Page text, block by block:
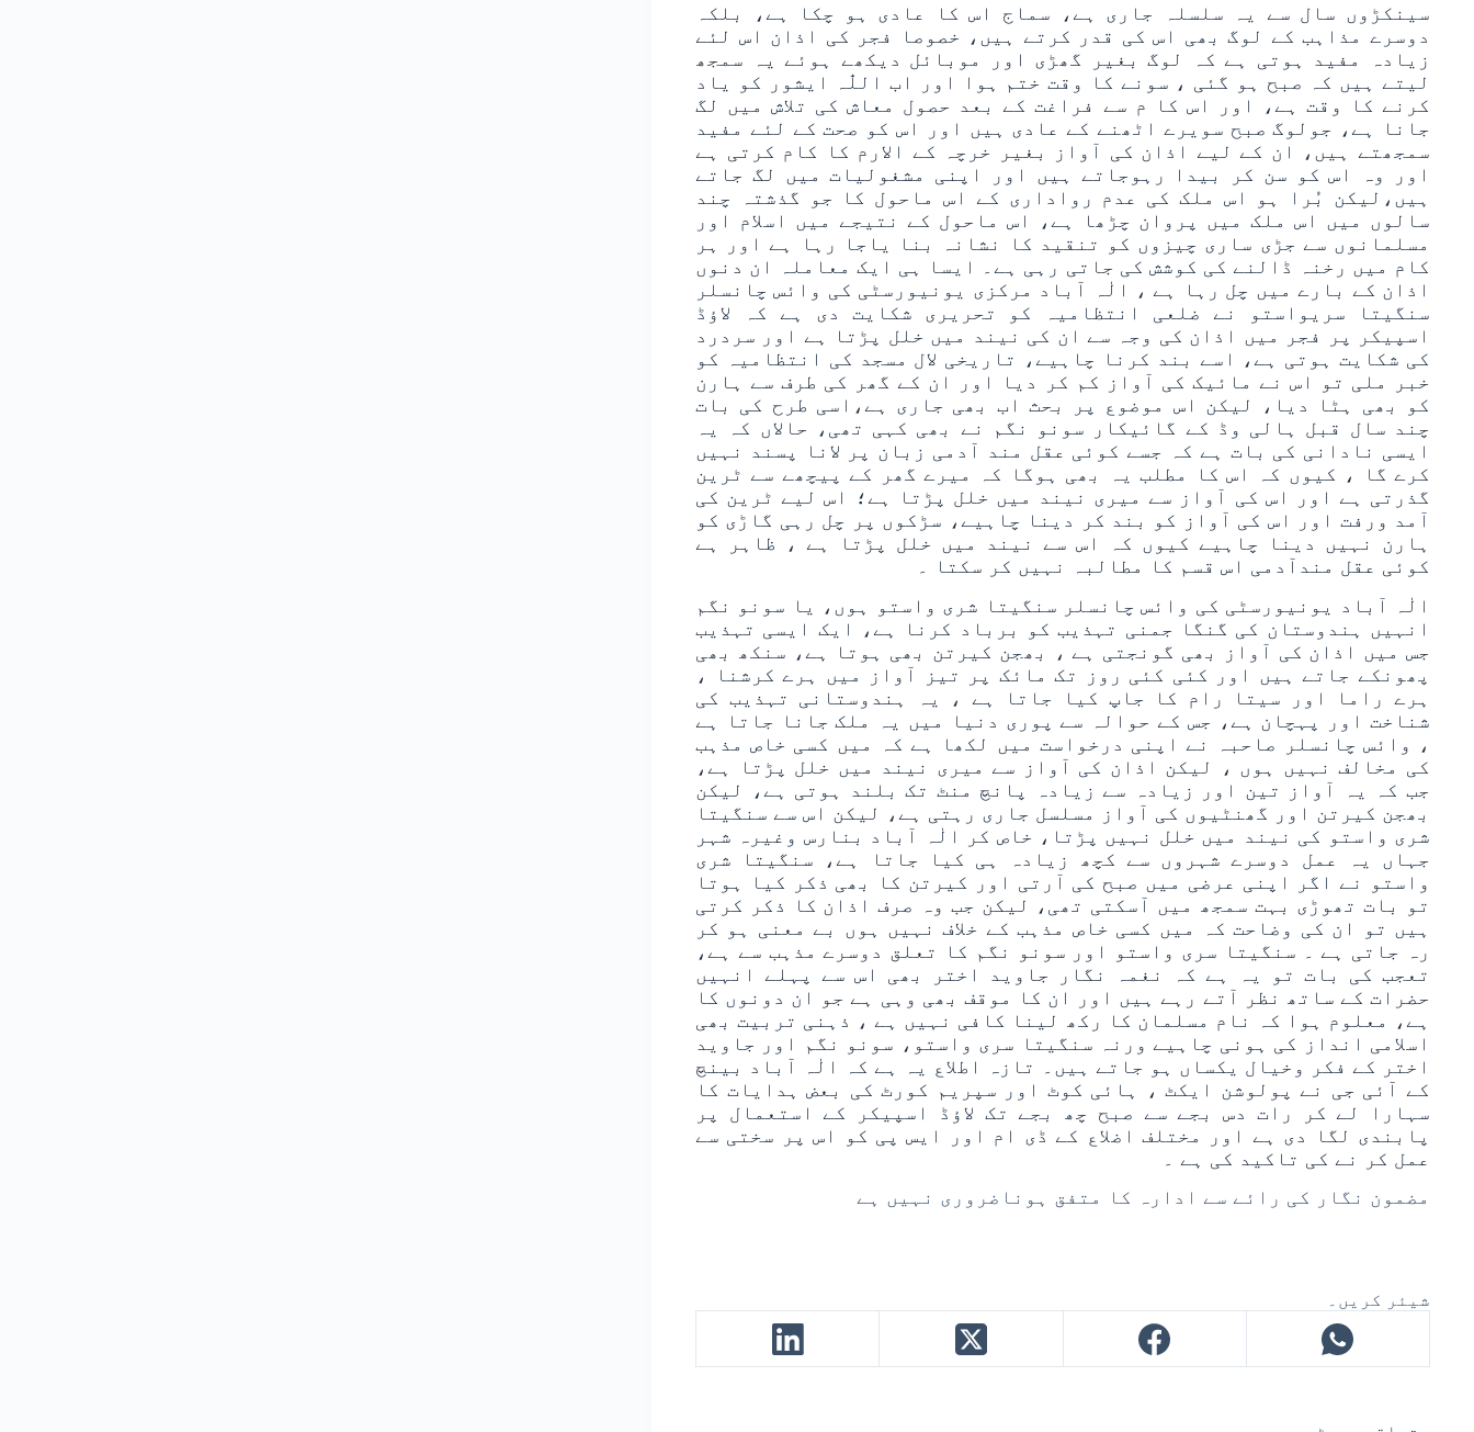
سینکڑوں سال سے یہ سلسلہ جاری ہے، سماج اس کا عادی ہو چکا ہے، بلکہ
دوسرے مذاہب کے لوگ بھی اس کی قدر کرتے ہیں، خصوصا فجر کی اذان اس لئے
زیادہ مفید ہوتی ہے کہ لوگ بغیر گھڑی اور موبائل دیکھے ہوئے یہ سمجھ
لیتے ہیں کہ صبح ہو گئی ، سونے کا وقت ختم ہوا اور اب اللّٰہ ایشور کو یاد
کرنے کا وقت ہے، اور اس کا م سے فراغت کے بعد حصول معاش کی تلاش میں لگ
جانا ہے، جولوگ صبح سویرے اٹھنے کے عادی ہیں اور اس کو صحت کے لئے مفید
سمجھتے ہیں، ان کے لیے اذان کی آواز بغیر خرچہ کے الارم کا کام کرتی ہے
اور وہ اس کو سن کر بیدا رہوجاتے ہیں اور اپنی مشغولیات میں لگ جاتے
ہیں،لیکن بُرا ہو اس ملک کی عدم رواداری کے اس ماحول کا جو گذشتہ چند
سالوں میں اس ملک میں پروان چڑھا ہے، اس ماحول کے نتیجے میں اسلام اور
مسلمانوں سے جڑی ساری چیزوں کو تنقید کا نشانہ بنا یاجا رہا ہے اور ہر
کام میں رخنہ ڈالنے کی کوشش کی جاتی رہی ہے۔ ایسا ہی ایک معاملہ ان دنوں
اذان کے بارے میں چل رہا ہے ، الٰہ آباد مرکزی یونیورسٹی کی وائس چانسلر
سنگیتا سریواستو نے ضلعی انتظامیہ کو تحریری شکایت دی ہے کہ لاؤڈ
اسپیکر پر فجر میں اذان کی وجہ سے ان کی نیند میں خلل پڑتا ہے اور سردرد
کی شکایت ہوتی ہے، اسے بند کرنا چاہیے، تاریخی لال مسجد کی انتظامیہ کو
خبر ملی تو اس نے مائیک کی آواز کم کر دیا اور ان کے گھر کی طرف سے ہارن
کو بھی ہٹا دیا، لیکن اس موضوع پر بحث اب بھی جاری ہے،اسی طرح کی بات
چند سال قبل ہالی وڈ کے گائیکار سونو نگم نے بھی کہی تھی، حالاں کہ یہ
ایسی نادانی کی بات ہے کہ جسے کوئی عقل مند آدمی زبان پر لانا پسند نہیں
کرے گا ، کیوں کہ اس کا مطلب یہ بھی ہوگا کہ میرے گھر کے پیچھے سے ٹرین
گذرتی ہے اور اس کی آواز سے میری نیند میں خلل پڑتا ہے؛ اس لیے ٹرین کی
آمد ورفت اور اس کی آواز کو بند کر دینا چاہیے، سڑکوں پر چل رہی گاڑی کو
ہارن نہیں دینا چاہیے کیوں کہ اس سے نیند میں خلل پڑتا ہے ، ظاہر ہے
کوئی عقل مندآدمی اس قسم کا مطالبہ نہیں کر سکتا ۔
الٰہ آباد یونیورسٹی کی وائس چانسلر سنگیتا شری واستو ہوں، یا سونو نگم
انہیں ہندوستان کی گنگا جمنی تہذیب کو برباد کرنا ہے، ایک ایسی تہذیب
جس میں اذان کی آواز بھی گونجتی ہے ، بھجن کیرتن بھی ہوتا ہے، سنکھ بھی
پھونکے جاتے ہیں اور کئی کئی روز تک مائک پر تیز آواز میں ہرے کرشنا ،
ہرے راما اور سیتا رام کا جاپ کیا جاتا ہے ، یہ ہندوستانی تہذیب کی
شناخت اور پہچان ہے، جس کے حوالہ سے پوری دنیا میں یہ ملک جانا جاتا ہے
، وائس چانسلر صاحبہ نے اپنی درخواست میں لکھا ہے کہ میں کسی خاص مذہب
کی مخالف نہیں ہوں ، لیکن اذان کی آواز سے میری نیند میں خلل پڑتا ہے،
جب کہ یہ آواز تین اور زیادہ سے زیادہ پانچ منٹ تک بلند ہوتی ہے، لیکن
بھجن کیرتن اور گھنٹیوں کی آواز مسلسل جاری رہتی ہے، لیکن اس سے سنگیتا
شری واستو کی نیند میں خلل نہیں پڑتا، خاص کر الٰہ آباد بنارس وغیرہ شہر
جہاں یہ عمل دوسرے شہروں سے کچھ زیادہ ہی کیا جاتا ہے، سنگیتا شری
واستو نے اگر اپنی عرضی میں صبح کی آرتی اور کیرتن کا بھی ذکر کیا ہوتا
تو بات تھوڑی بہت سمجھ میں آسکتی تھی، لیکن جب وہ صرف اذان کا ذکر کرتی
ہیں تو ان کی وضاحت کہ میں کسی خاص مذہب کے خلاف نہیں ہوں بے معنی ہو کر
رہ جاتی ہے ۔ سنگیتا سری واستو اور سونو نگم کا تعلق دوسرے مذہب سے ہے،
تعجب کی بات تو یہ ہے کہ نغمہ نگار جاوید اختر بھی اس سے پہلے انہیں
حضرات کے ساتھ نظر آتے رہے ہیں اور ان کا موقف بھی وہی ہے جو ان دونوں کا
ہے، معلوم ہوا کہ نام مسلمان کا رکھ لینا کافی نہیں ہے ، ذہنی تربیت بھی
اسلامی انداز کی ہونی چاہیے ورنہ سنگیتا سری واستو، سونو نگم اور جاوید
اختر کے فکر وخیال یکساں ہو جاتے ہیں۔ تازہ اطلاع یہ ہے کہ الٰہ آباد بینچ
کے آئی جی نے پولوشن ایکٹ ، ہائی کوٹ اور سپریم کورٹ کی بعض ہدایات کا
سہارا لے کر رات دس بجے سے صبح چھ بجے تک لاؤڈ اسپیکر کے استعمال پر
پابندی لگا دی ہے اور مختلف اضلاع کے ڈی ام اور ایس پی کو اس پر سختی سے
عمل کر نے کی تاکید کی ہے ۔
مضمون نگار کی رائے سے ادارہ کا متفق ہوناضروری نہیں ہے
شیئر کریں۔